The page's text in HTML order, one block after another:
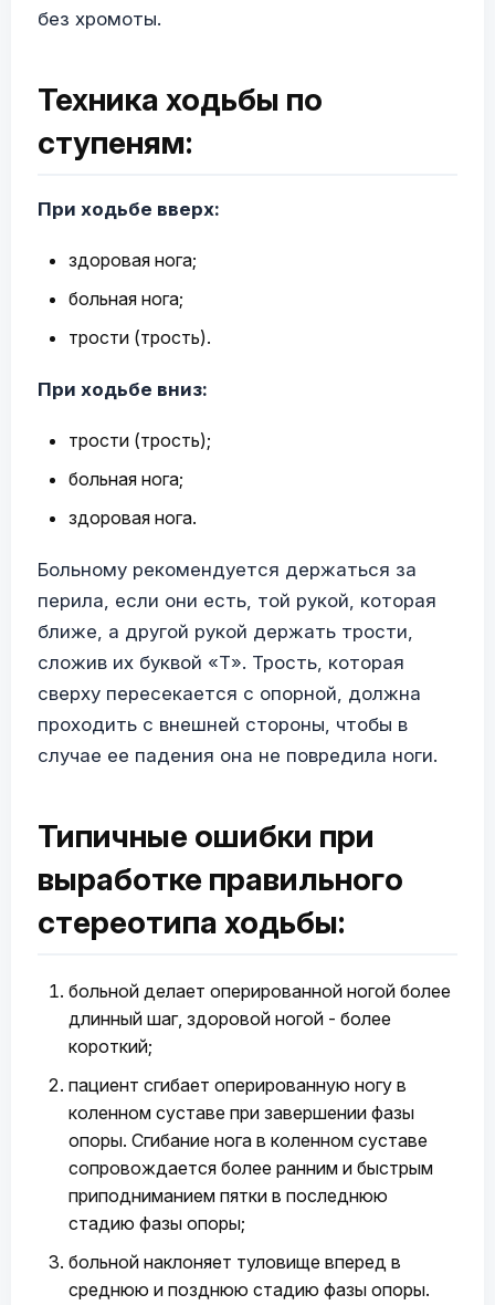
без хромоты.
Техника ходьбы по
ступеням:
При ходьбе вверх:
здоровая нога;
больная нога;
трости (трость).
При ходьбе вниз:
трости (трость);
больная нога;
здоровая нога.
Больному рекомендуется держаться за
перила, если они есть, той рукой, которая
ближе, а другой рукой держать трости,
сложив их буквой «Т». Трость, которая
сверху пересекается с опорной, должна
проходить с внешней стороны, чтобы в
случае ее падения она не повредила ноги.
Типичные ошибки при
выработке правильного
стереотипа ходьбы:
больной делает оперированной ногой более
длинный шаг, здоровой ногой - более
короткий;
пациент сгибает оперированную ногу в
коленном суставе при завершении фазы
опоры. Сгибание нога в коленном суставе
сопровождается более ранним и быстрым
приподниманием пятки в последнюю
стадию фазы опоры;
больной наклоняет туловище вперед в
среднюю и позднюю стадию фазы опоры.